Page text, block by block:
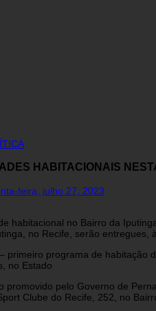
HABITACIONAIS
feira, julho 27, 2023
no Bairro da
no Recife, serão entregues,
programa de
no Estado
pelo Governo de
Clube do Recife, 252, no